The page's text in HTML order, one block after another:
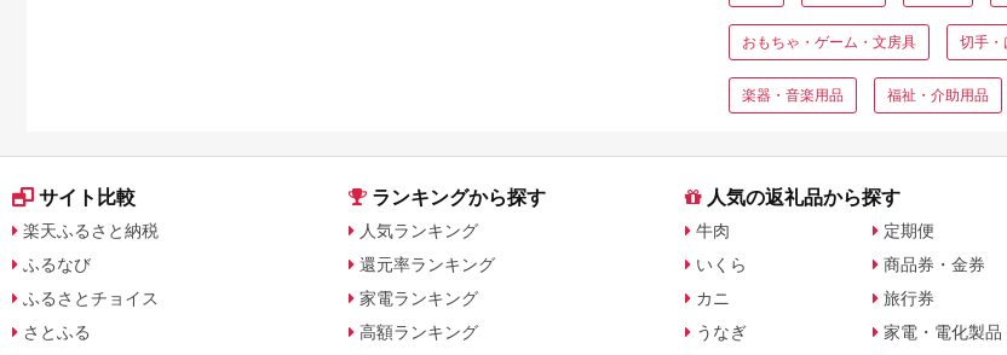
おもちゃ・ゲーム・文房具 切手・
楽器・音楽用品 福祉・介助用品
サイト比較
楽天ふるさと納税
ふるなび
ふるさとチョイス
さとふる
ランキングから探す
人気ランキング
還元率ランキング
家電ランキング
高額ランキング
人気の返礼品から探す
牛肉
いくら
カニ
うなぎ
定期便
商品券・金券
旅行券
家電・電化製品